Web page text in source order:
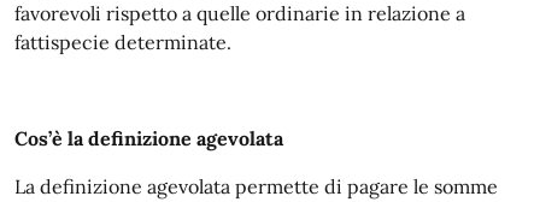
favorevoli rispetto a quelle ordinarie in relazione a
fattispecie determinate.
Cos’è la definizione agevolata
La definizione agevolata permette di pagare le somme